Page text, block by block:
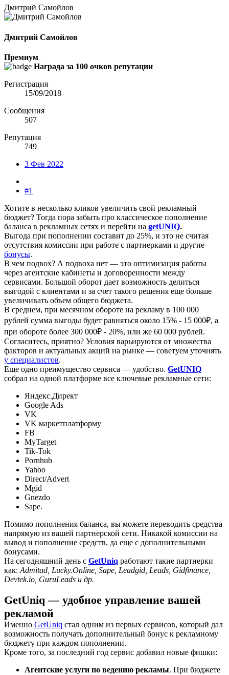
Дмитрий Самойлов
Дмитрий Самойлов
Премиум
Награда за 100 очков репутации
Регистрация
15/09/2018
Сообщения
507
Репутация
749
3 Фев 2022
#1
Хотите в несколько кликов увеличить свой рекламный
бюджет? Тогда пора забыть про классическое пополнение
баланса в рекламных сетях и перейти на getUNIQ.
Выгода при пополнении составит до 25%, и это не считая
отсутствия комиссии при работе с партнерками и другие
бонусы.
В чем подвох? А подвоха нет — это оптимизация работы
через агентские кабинеты и договоренности между
сервисами. Большой оборот дает возможность делиться
выгодой с клиентами и за счет такого решения еще больше
увеличивать объем общего бюджета.
В среднем, при месячном обороте на рекламу в 100 000
рублей сумма выгоды будет равняться около 15% - 15 000₽, а
при обороте более 300 000₽ - 20%, или же 60 000 рублей.
Согласитесь, приятно? Условия варьируются от множества
факторов и актуальных акций на рынке — советуем уточнять
у специалистов.
Еще одно преимущество сервиса — удобство. GetUNIQ
собрал на одной платформе все ключевые рекламные сети:
Яндекс.Директ
Google Ads
VK
VK маркетплатформу
FB
MyTarget
Tik-Tok
Pornhub
Yahoo
Direct/Advert
Mgid
Gnezdo
Sape.
Помимо пополнения баланса, вы можете переводить средства
напрямую из вашей партнерской сети. Никакой комиссии на
вывод и пополнение средств, да еще с дополнительными
бонусами.
На сегодняшний день с GetUniq работают такие партнерки
как: Admitad, Lucky.Online, Sape, Leadgid, Leads, Gidfinance,
Devtek.io, GuruLeads и др.
GetUniq — удобное управление вашей
рекламой
Именно GetUniq стал одним из первых сервисов, который дал
возможность получать дополнительный бонус к рекламному
бюджету при каждом пополнении.
Кроме того, за последний год сервис добавил новые фишки:
Агентские услуги по ведению рекламы. При бюджете